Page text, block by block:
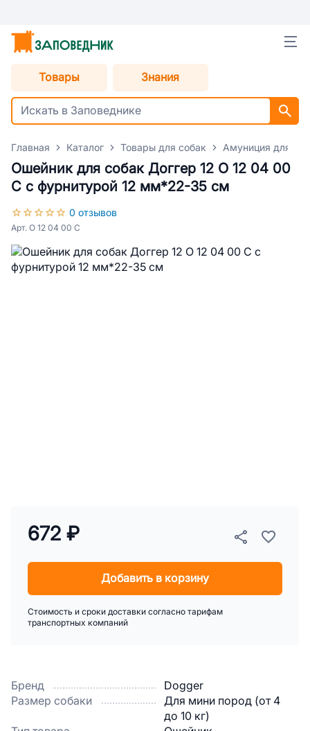
Товары Знания
Главная Каталог Товары для собак Амуниция для
Ошейник для собак Доггер 12 О 12 04 00
С с фурнитурой 12 мм*22-35 см
0 отзывов
Арт. О 12 04 00 С
Бренд
Dogger
Размер собаки
Для мини пород (от 4
до 10 кг)
672 ₽
Добавить в корзину
Стоимость и сроки доставки согласно тарифам
транспортных компаний